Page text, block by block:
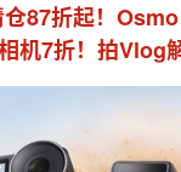
87折起！
机7折！拍Vlog